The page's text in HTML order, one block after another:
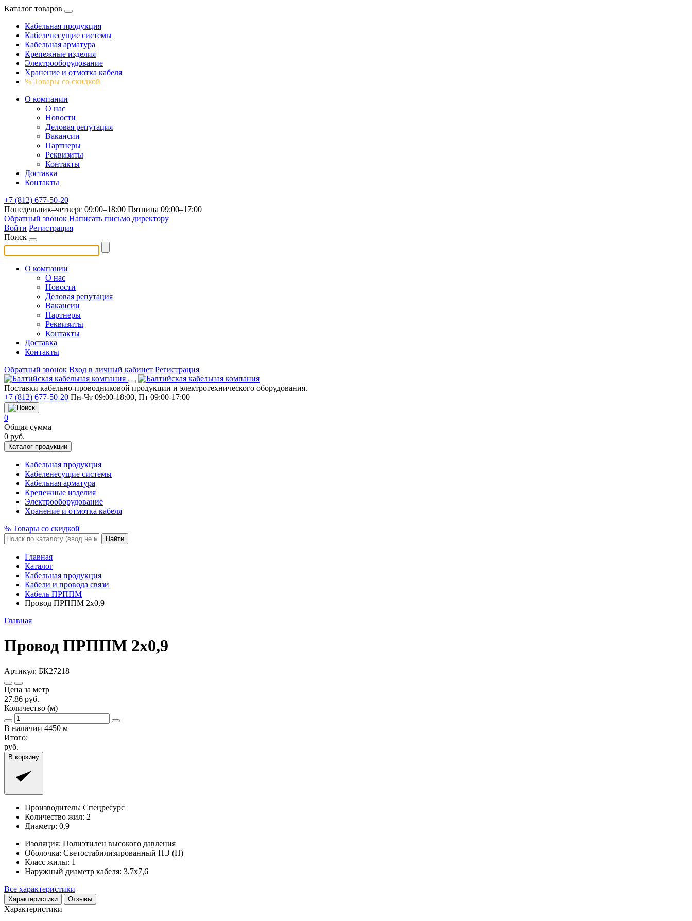
Каталог товаров
Кабельная продукция
Кабеленесущие системы
Кабельная арматура
Крепежные изделия
Электрооборудование
Хранение и отмотка кабеля
% Товары со скидкой
О компании
О нас
Новости
Деловая репутация
Вакансии
Партнеры
Реквизиты
Контакты
Доставка
Контакты
+7 (812) 677-50-20
Понедельник–четверг 09:00–18:00 Пятница 09:00–17:00
Обратный звонок Написать письмо директору
Войти Регистрация
Поиск
О компании
О нас
Новости
Деловая репутация
Вакансии
Партнеры
Реквизиты
Контакты
Доставка
Контакты
Обратный звонок Вход в личный кабинет Регистрация
Поставки кабельно-проводниковой продукции и электротехнического оборудования.
+7 (812) 677-50-20 Пн-Чт 09:00-18:00, Пт 09:00-17:00
0
Общая сумма
0 руб.
Каталог продукции
Кабельная продукция
Кабеленесущие системы
Кабельная арматура
Крепежные изделия
Электрооборудование
Хранение и отмотка кабеля
% Товары со скидкой
Найти
Главная
Каталог
Кабельная продукция
Кабели и провода связи
Кабель ПРППМ
Провод ПРППМ 2x0,9
Главная
Провод ПРППМ 2x0,9
Артикул: БК27218
Цена за метр
27.86 руб.
Количество (м)
В наличии 4450 м
Итого:
руб.
В корзину
Производитель: Спецресурс
Количество жил: 2
Диаметр: 0,9
Изоляция: Полиэтилен высокого давления
Оболочка: Светостабилизированный ПЭ (П)
Класс жилы: 1
Наружный диаметр кабеля: 3,7x7,6
Все характеристики
Характеристики Отзывы
Характеристики